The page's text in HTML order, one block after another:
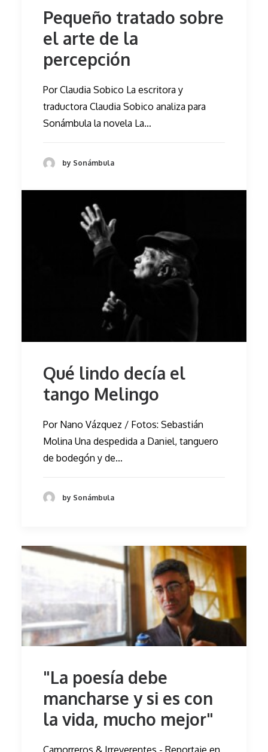
Pequeño tratado sobre
el arte de la
percepción
Por Claudia Sobico La escritora y
traductora Claudia Sobico analiza para
Sonámbula la novela La…
by Sonámbula
Qué lindo decía el
tango Melingo
Por Nano Vázquez / Fotos: Sebastián
Molina Una despedida a Daniel, tanguero
de bodegón y de…
by Sonámbula
"La poesía debe
mancharse y si es con
la vida, mucho mejor"